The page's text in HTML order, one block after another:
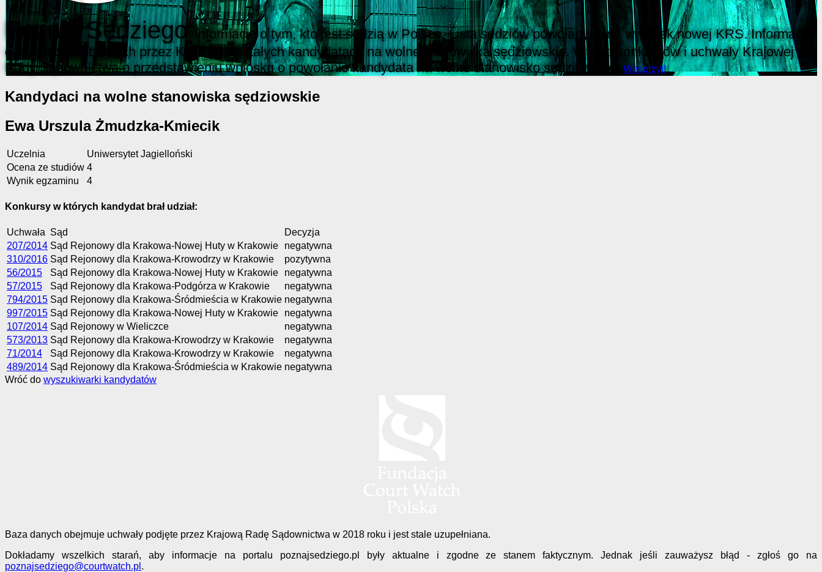
Poznaj Sędziego
Informacje o tym, kto jest sędzią w Polsce. Lista sędziów powołanych na wniosek nowej KRS. Informacje
o sędziach wybranych przez KRS i pozostałych kandydatach na wolne stanowiska sędziowskie. Wyniki konkursów i uchwały Krajowej
Rady Sądownictwa o przedstawieniu wniosku o powołanie kandydata na wolne stanowisko sędziowskie.
Wesprzyj!
Kandydaci na wolne stanowiska sędziowskie
Ewa Urszula Żmudzka-Kmiecik
Uczelnia
Uniwersytet Jagielloński
Ocena ze studiów 4
Wynik egzaminu
4
Konkursy w których kandydat brał udział:
Uchwała Sąd
Decyzja
207/2014 Sąd Rejonowy dla Krakowa-Nowej Huty w Krakowie
negatywna
310/2016 Sąd Rejonowy dla Krakowa-Krowodrzy w Krakowie
pozytywna
56/2015
Sąd Rejonowy dla Krakowa-Nowej Huty w Krakowie
negatywna
57/2015
Sąd Rejonowy dla Krakowa-Podgórza w Krakowie
negatywna
794/2015 Sąd Rejonowy dla Krakowa-Śródmieścia w Krakowie negatywna
997/2015 Sąd Rejonowy dla Krakowa-Nowej Huty w Krakowie
negatywna
107/2014 Sąd Rejonowy w Wieliczce
negatywna
573/2013 Sąd Rejonowy dla Krakowa-Krowodrzy w Krakowie
negatywna
71/2014
Sąd Rejonowy dla Krakowa-Krowodrzy w Krakowie
negatywna
489/2014 Sąd Rejonowy dla Krakowa-Śródmieścia w Krakowie negatywna
Wróć do wyszukiwarki kandydatów
Baza danych obejmuje uchwały podjęte przez Krajową Radę Sądownictwa w 2018 roku i jest stale uzupełniana.
Dokładamy wszelkich starań, aby informacje na portalu poznajsedziego.pl były aktualne i zgodne ze stanem faktycznym. Jednak jeśli zauważysz błąd - zgłoś go na
poznajsedziego@courtwatch.pl .